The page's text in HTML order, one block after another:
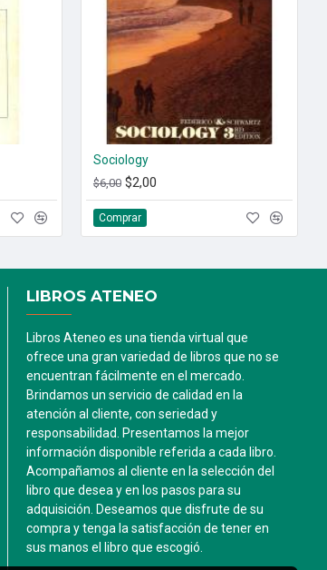
Sociology
$6,00 $2,00
Comprar
LIBROS ATENEO
Libros Ateneo es una tienda virtual que
ofrece una gran variedad de libros que no se
encuentran fácilmente en el mercado.
Brindamos un servicio de calidad en la
atención al cliente, con seriedad y
responsabilidad. Presentamos la mejor
información disponible referida a cada libro.
Acompañamos al cliente en la selección del
libro que desea y en los pasos para su
adquisición. Deseamos que disfrute de su
compra y tenga la satisfacción de tener en
sus manos el libro que escogió.